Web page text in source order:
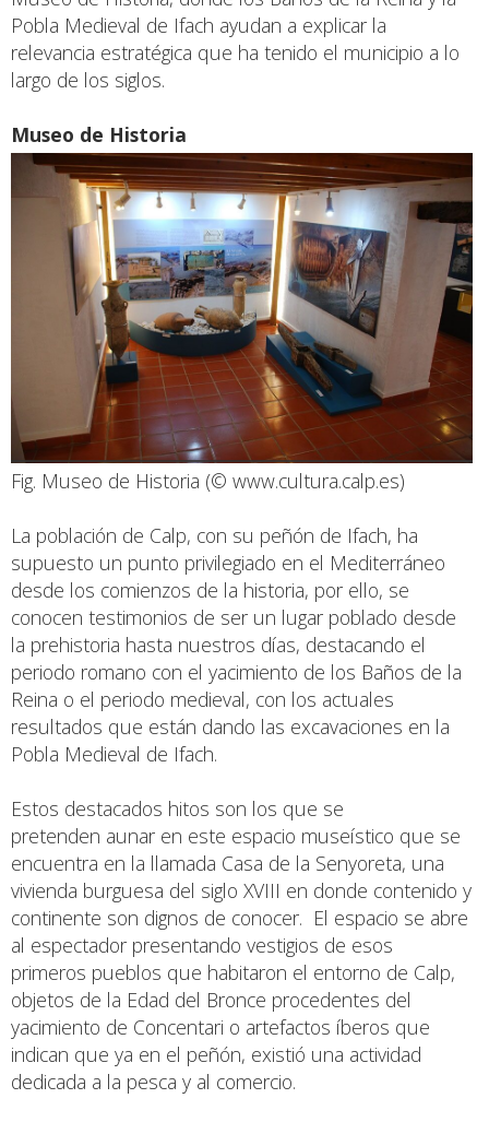
Pobla Medieval de Ifach ayudan a explicar la
relevancia estratégica que ha tenido el municipio a lo
largo de los siglos.
Museo de Historia
Fig. Museo de Historia (© www.cultura.calp.es)
La población de Calp, con su peñón de Ifach, ha
supuesto un punto privilegiado en el Mediterráneo
desde los comienzos de la historia, por ello, se
conocen testimonios de ser un lugar poblado desde
la prehistoria hasta nuestros días, destacando el
periodo romano con el yacimiento de los Baños de la
Reina o el periodo medieval, con los actuales
resultados que están dando las excavaciones en la
Pobla Medieval de Ifach.
Estos destacados hitos son los que se
pretenden aunar en este espacio museístico que se
encuentra en la llamada Casa de la Senyoreta, una
vivienda burguesa del siglo XVIII en donde contenido y
continente son dignos de conocer. El espacio se abre
al espectador presentando vestigios de esos
primeros pueblos que habitaron el entorno de Calp,
objetos de la Edad del Bronce procedentes del
yacimiento de Concentari o artefactos íberos que
indican que ya en el peñón, existió una actividad
dedicada a la pesca y al comercio.